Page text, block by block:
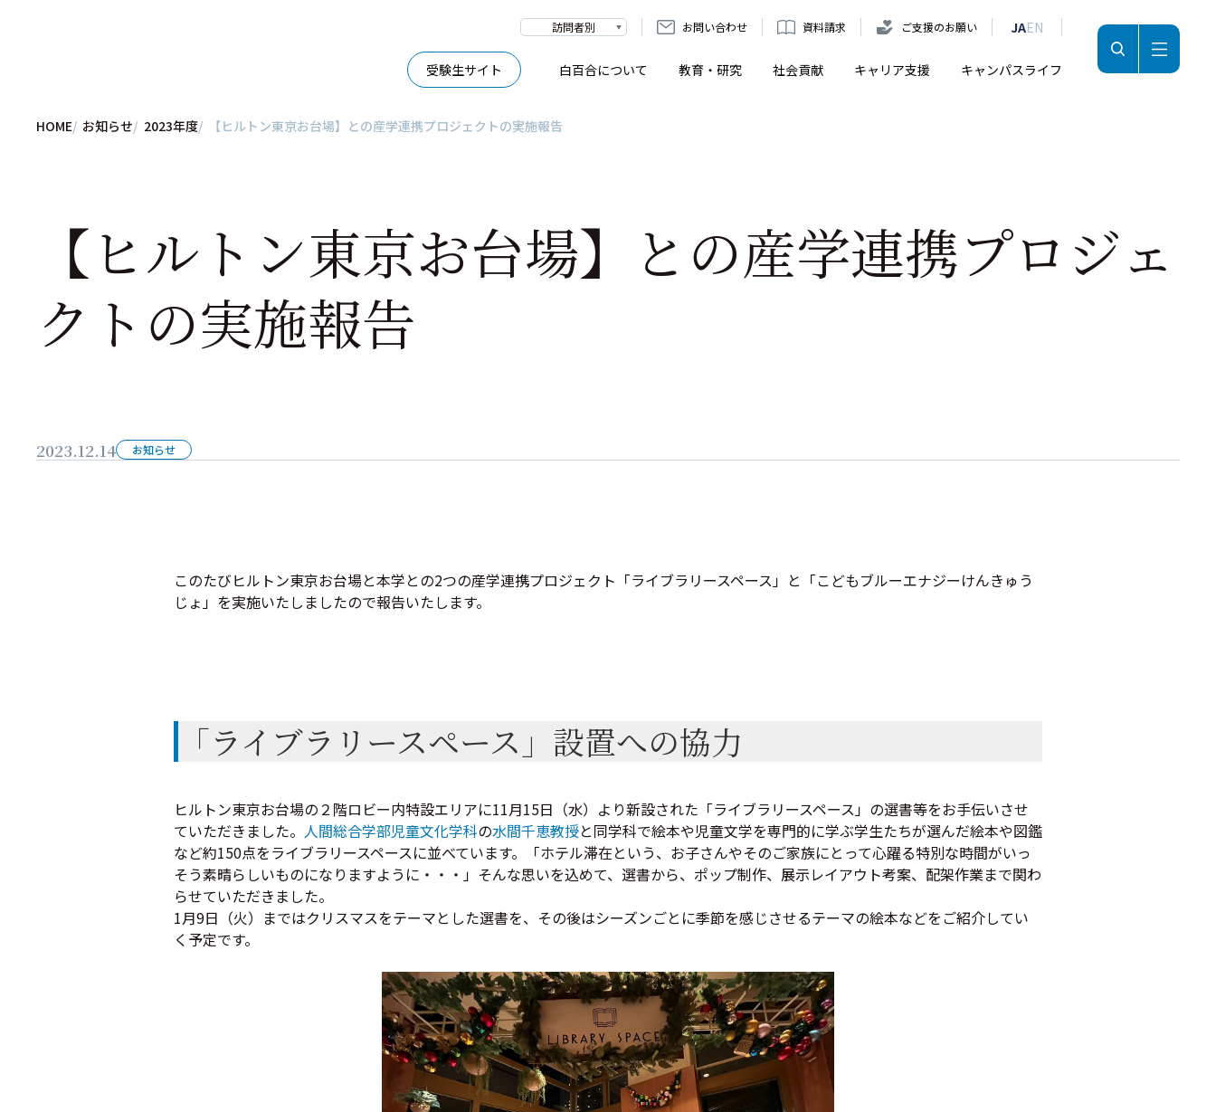
訪問者別 お問い合わせ 資料請求 ご支援のお願い JAEN
受験生サイト 白百合について 教育・研究 社会貢献 キャリア支援 キャンパスライフ
HOME お知らせ 2023年度 【ヒルトン東京お台場】との産学連携プロジェクトの実施報告
【ヒルトン東京お台場】との産学連携プロジェ
クトの実施報告
2023.12.14 お知らせ
このたびヒルトン東京お台場と本学との2つの産学連携プロジェクト「ライブラリースペース」と「こどもブルーエナジーけんきゅう
じょ」を実施いたしましたので報告いたします。
「ライブラリースペース」設置への協力
ヒルトン東京お台場の２階ロビー内特設エリアに11月15日（水）より新設された「ライブラリースペース」の選書等をお手伝いさせ
ていただきました。 人間総合学部児童文化学科の水間千恵教授と同学科で絵本や児童文学を専門的に学ぶ学生たちが選んだ絵本や図鑑
など約150点をライブラリースペースに並べています。「ホテル滞在という、お子さんやそのご家族にとって心躍る特別な時間がいっ
そう素晴らしいものになりますように・・・」そんな思いを込めて、選書から、ポップ制作、展示レイアウト考案、配架作業まで関わ
らせていただきました。
1月9日（火）まではクリスマスをテーマとした選書を、その後はシーズンごとに季節を感じさせるテーマの絵本などをご紹介してい
く予定です。